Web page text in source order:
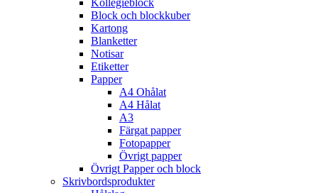
Kollegieblock
Block och blockkuber
Kartong
Blanketter
Notisar
Etiketter
Papper
A4 Ohålat
A4 Hålat
A3
Färgat papper
Fotopapper
Övrigt papper
Övrigt Papper och block
Skrivbordsprodukter